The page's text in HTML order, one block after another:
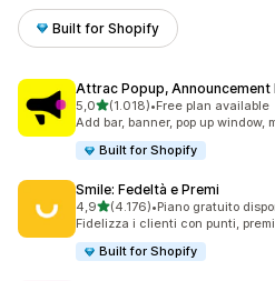
Built for Shopify
Attrac Popup, Announcement
5,0stelle su 5
(1.018)
1018 recensioni totali
•Free plan available
Add bar, banner, pop up
Built for Shopify
Smile: Fedeltà e Premi
4,9stelle su 5
(4.176)
4176 recensioni totali
•Piano gratuito
Fidelizza i clienti con punti,
Built for Shopify